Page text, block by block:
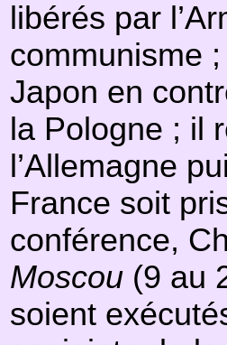
libérés par
communisme
Japon en
la Pologne ; il
l’Allemagne
France soit
conférence,
Moscou (9 au
soient